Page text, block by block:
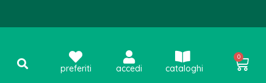
preferiti accedi cataloghi
0